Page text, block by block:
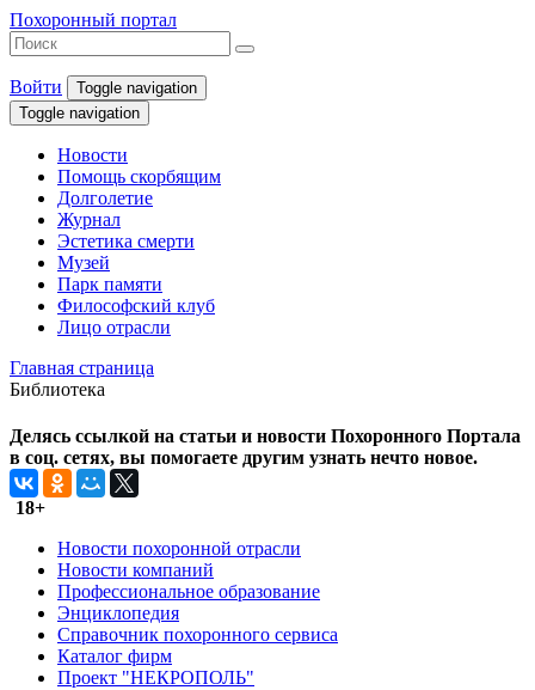
Похоронный портал
Войти
Toggle navigation
Toggle navigation
Новости
Помощь скорбящим
Долголетие
Журнал
Эстетика смерти
Музей
Парк памяти
Философский клуб
Лицо отрасли
Главная страница
Библиотека
Делясь ссылкой на статьи и новости Похоронного Портала
в соц. сетях, вы помогаете другим узнать нечто новое.
18+
Новости похоронной отрасли
Новости компаний
Профессиональное образование
Энциклопедия
Справочник похоронного сервиса
Каталог фирм
Проект "НЕКРОПОЛЬ"